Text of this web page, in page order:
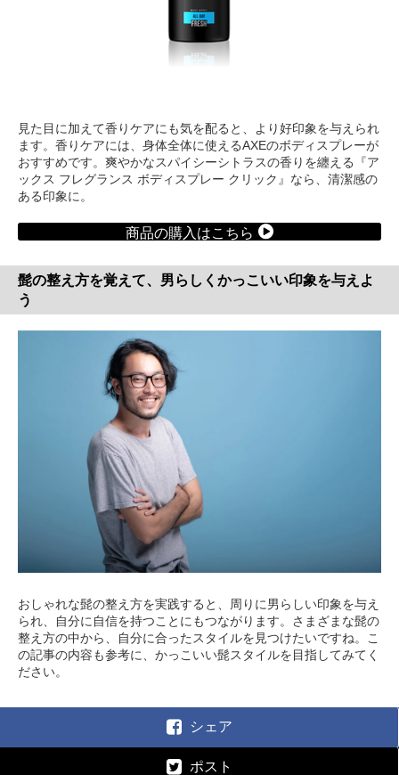
見た目に加えて香りケアにも気を配ると、より好印象を与えられ
ます。香りケアには、身体全体に使えるAXEのボディスプレーが
おすすめです。爽やかなスパイシーシトラスの香りを纏える『ア
ックス フレグランス ボディスプレー クリック』なら、清潔感の
ある印象に。
商品の購入はこちら
髭の整え方を覚えて、男らしくかっこいい印象を与えよ
う
おしゃれな髭の整え方を実践すると、周りに男らしい印象を与え
られ、自分に自信を持つことにもつながります。さまざまな髭の
整え方の中から、自分に合ったスタイルを見つけたいですね。こ
の記事の内容も参考に、かっこいい髭スタイルを目指してみてく
ださい。
シェア
ポスト